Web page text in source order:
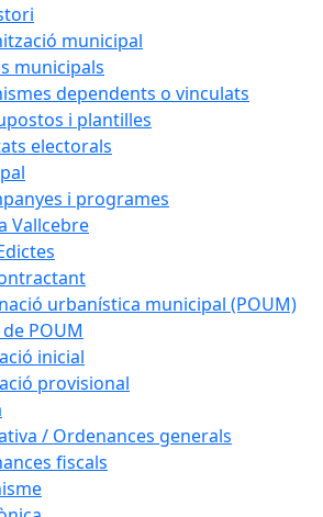
municipal
municipals
dependents o vinculats
i plantilles
electorals
i programes
Vallcebre
urbanística municipal (POUM)
POUM
inicial
provisional
/ Ordenances generals
fiscals